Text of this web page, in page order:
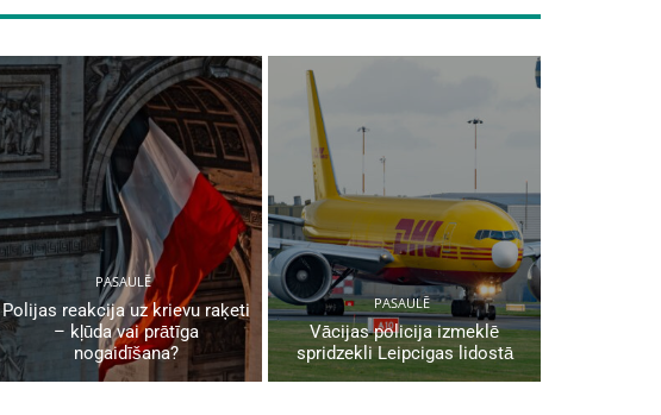
PASAULĒ
Polijas reakcija uz krievu raķeti
– kļūda vai prātīga
nogaidīšana?
PASAULĒ
Vācijas policija izmeklē
spridzekli Leipcigas lidostā